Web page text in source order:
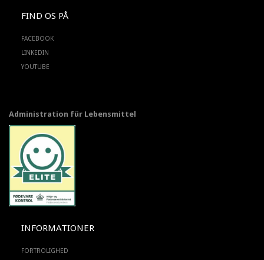
FIND OS PÅ
FACEBOOK
LINKEDIN
YOUTUBE
Administration für Lebensmittel
INFORMATIONER
FORTROLIGHED